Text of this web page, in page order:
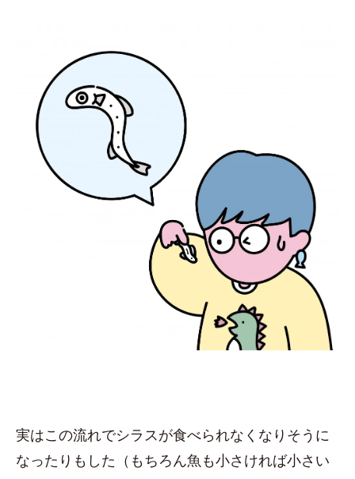
実はこの流れでシラスが食べられなくなりそうに
なったりもした（もちろん魚も小さければ小さい